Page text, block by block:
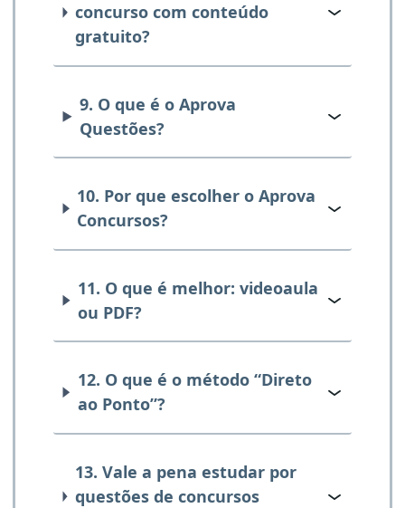
concurso com conteúdo
gratuito?
9. O que é o Aprova
Questões?
10. Por que escolher o Aprova
Concursos?
11. O que é melhor: videoaula
ou PDF?
12. O que é o método “Direto
ao Ponto”?
13. Vale a pena estudar por
questões de concursos